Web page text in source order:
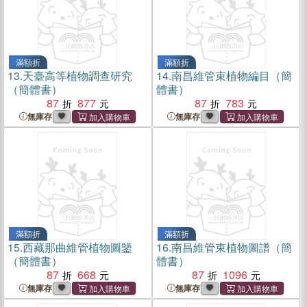
滿額折
13.天臺高等植物調查研究
（簡體書）
87
877
無庫存
滿額折
14.南昌維管束植物編目（簡
體書）
87
783
無庫存
滿額折
15.西藏那曲維管植物圖鑒
（簡體書）
87
668
無庫存
滿額折
16.南昌維管束植物圖譜（簡
體書）
87
1096
無庫存